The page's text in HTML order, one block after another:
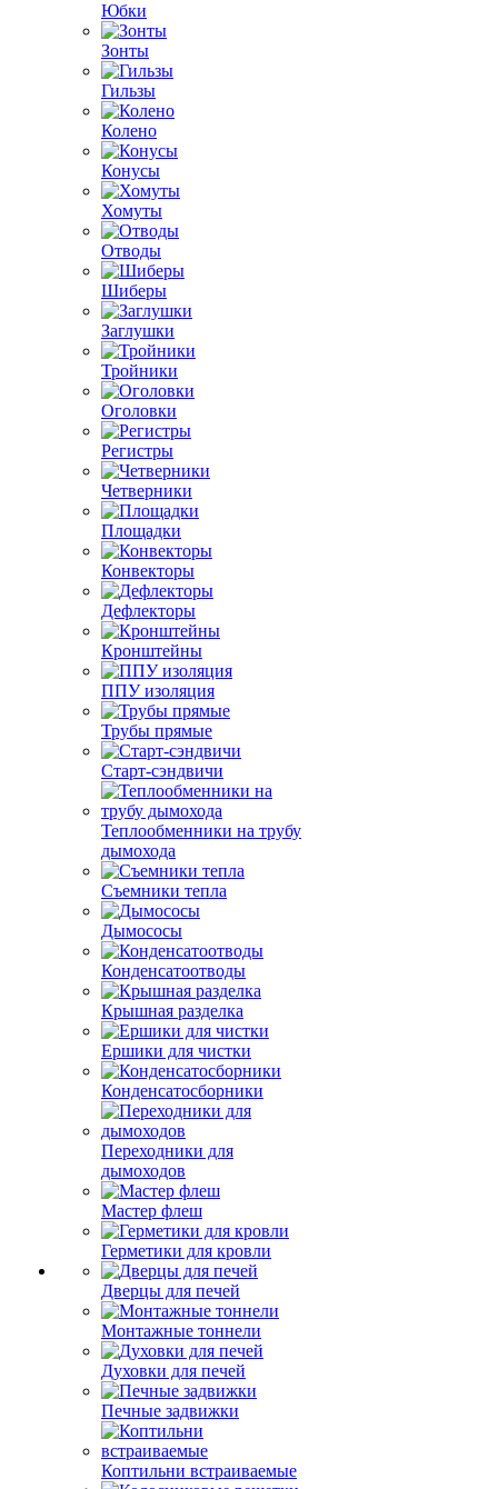
Юбки
Зонты
Гильзы
Колено
Конусы
Хомуты
Отводы
Шиберы
Заглушки
Тройники
Оголовки
Регистры
Четверники
Площадки
Конвекторы
Дефлекторы
Кронштейны
ППУ изоляция
Трубы прямые
Старт-сэндвичи
Теплообменники на трубу
дымохода
Съемники тепла
Дымососы
Конденсатоотводы
Крышная разделка
Ершики для чистки
Конденсатосборники
Переходники для
дымоходов
Мастер флеш
Герметики для кровли
Дверцы для печей
Монтажные тоннели
Духовки для печей
Печные задвижки
Коптильни встраиваемые